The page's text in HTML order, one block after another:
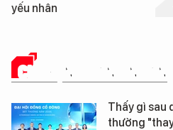
yếu nhân
CHUYỆN DOANH NHÂN
Thấy gì sau
thường